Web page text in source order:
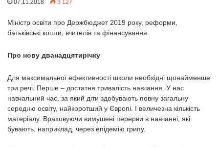
07.11.2018 3 127
Міністр освіти про Держбюджет 2019 року, реформи,
батьківські кошти, вчителів та фінансування.
Про нову дванадцятирічку
Для максимальної ефективності школи необхідні щонайменше
три речі. Перше – достатня тривалість навчання. У нас
навчальний час, за який діти здобувають повну загальну
середню освіту, найкоротший у Європі. І величезна кількість
матеріалу. Враховуючи вимушені перерви в навчанні, які
бувають, наприклад, через епідемію грипу.